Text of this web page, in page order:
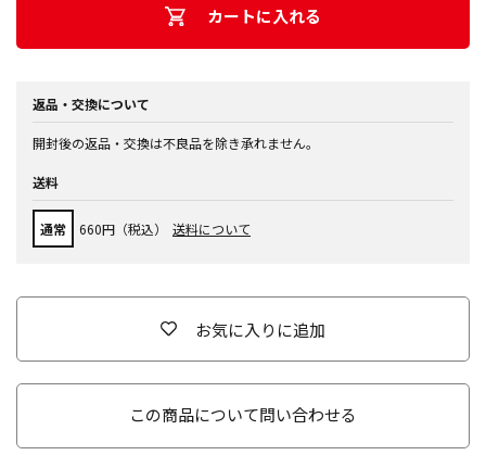
カートに入れる
返品・交換について
開封後の返品・交換は不良品を除き承れません。
送料
通常 660円（税込） 送料について
お気に入りに追加
この商品について問い合わせる